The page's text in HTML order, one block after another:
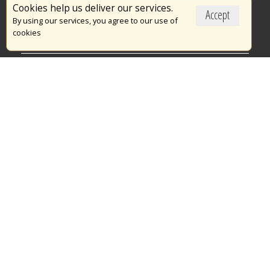
Accept
Cookies help us deliver our services.
By using our services, you agree to our use of
cookies
Το Πυροσβεστικό Σώμα